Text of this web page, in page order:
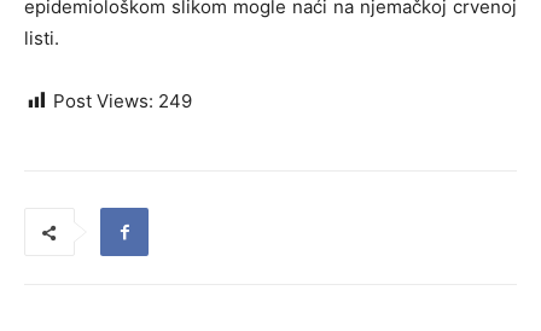
epidemiološkom slikom mogle naći na njemačkoj crvenoj
listi.
Post Views: 249